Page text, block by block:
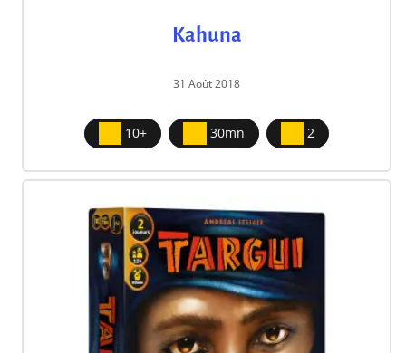
Kahuna
31 Août 2018
10+ 30mn 2